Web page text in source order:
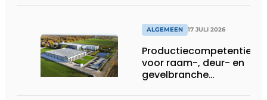
ALGEMEEN 17 JULI 2026
Productiecompetentie
voor raam-, deur- en
gevelbranche